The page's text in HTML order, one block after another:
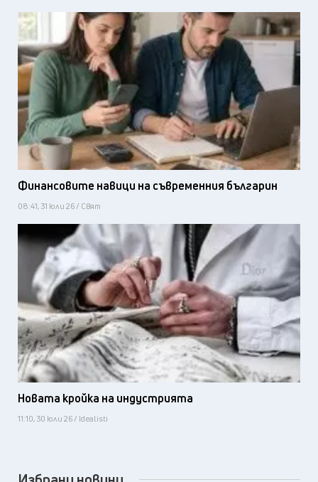
Финансовите навици на съвременния българин
08:41, 31 юли 26 / Свят
Новата кройка на индустрията
11:10, 30 юли 26 / Idealisti